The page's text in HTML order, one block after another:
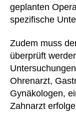
geplanten
spezifische
Zudem muss
überprüft
Ohrenarzt,
Gynäkologen,
Zahnarzt